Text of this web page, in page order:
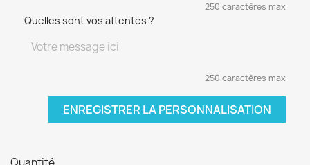
250 caractères max
Quelles sont vos attentes ?
250 caractères max
ENREGISTRER LA PERSONNALISATION